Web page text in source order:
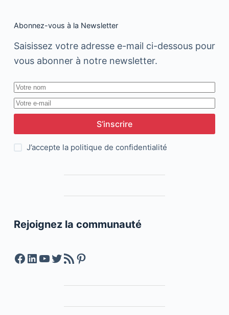
Abonnez-vous à la Newsletter
Saisissez votre adresse e-mail ci-dessous pour
vous abonner à notre newsletter.
S’inscrire
J’accepte la politique de confidentialité
Rejoignez la communauté
Facebook
LinkedIn
YouTube
Twitter
Feed RSSPinterest